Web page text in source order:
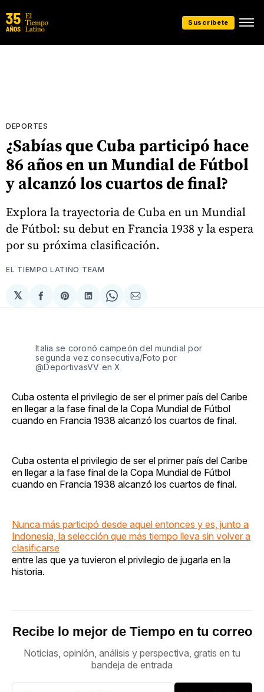
Suscríbete
DEPORTES
¿Sabías que Cuba participó hace
86 años en un Mundial de Fútbol
y alcanzó los cuartos de final?
Explora la trayectoria de Cuba en un Mundial
de Fútbol: su debut en Francia 1938 y la espera
por su próxima clasificación.
EL TIEMPO LATINO TEAM
𝕏
Compartir
en
Share
on
Compartir
en
Share
on
Compartir
via
Italia se coronó campeón del mundial por
segunda vez consecutiva/Foto por
@DeportivasVV en X
Cuba ostenta el privilegio de ser el primer país del Caribe
en llegar a la fase final de la Copa Mundial de Fútbol
cuando en Francia 1938 alcanzó los cuartos de final.
Cuba ostenta el privilegio de ser el primer país del Caribe
en llegar a la fase final de la Copa Mundial de Fútbol
cuando en Francia 1938 alcanzó los cuartos de final.
Nunca más participó desde aquel entonces y es, junto a
Indonesia, la selección que más tiempo lleva sin volver a
clasificarse
entre las que ya tuvieron el privilegio de jugarla en la
historia.
Recibe lo mejor de Tiempo en tu correo
Noticias, opinión, análisis y perspectiva, gratis en tu
bandeja de entrada